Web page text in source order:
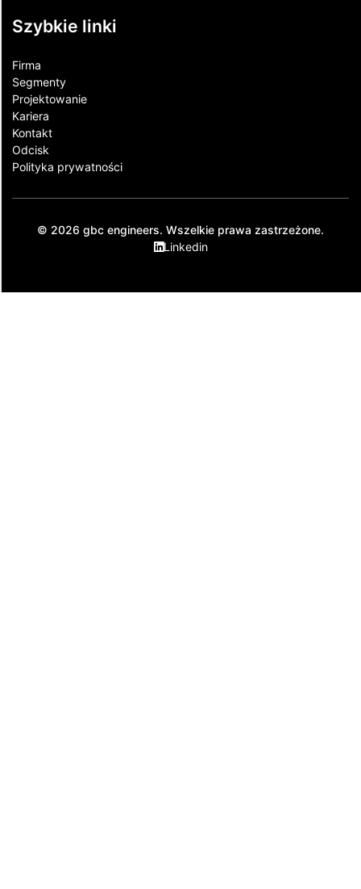
Szybkie linki
Firma
Segmenty
Projektowanie
Kariera
Kontakt​
Odcisk
Polityka prywatności
© 2026 gbc engineers. Wszelkie prawa zastrzeżone.
Linkedin